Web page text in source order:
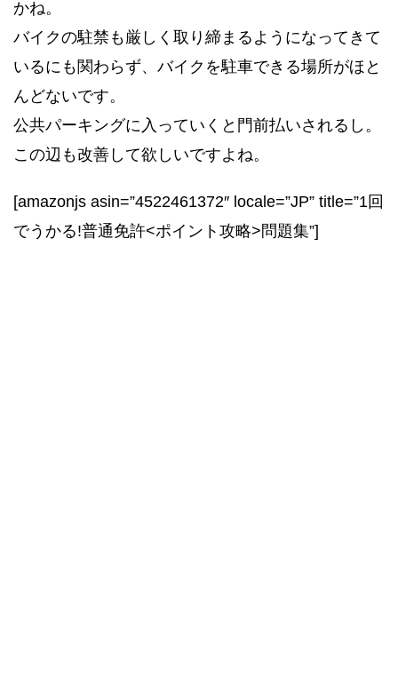
かね。
バイクの駐禁も厳しく取り締まるようになってきて
いるにも関わらず、バイクを駐車できる場所がほと
んどないです。
公共パーキングに入っていくと門前払いされるし。
この辺も改善して欲しいですよね。
[amazonjs asin=”4522461372″ locale=”JP” title=”1回
でうかる!普通免許<ポイント攻略>問題集”]